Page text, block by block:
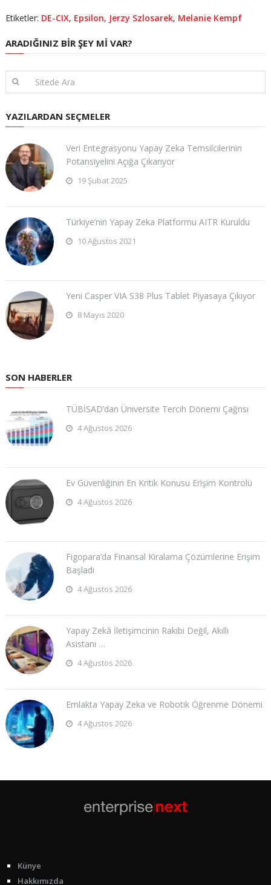
Etiketler: DE-CIX, Epsilon, Jerzy Szlosarek, Melanie Kempf
ARADIĞINIZ BIR ŞEY MI VAR?
YAZILARDAN SEÇMELER
Veri Entegrasyonu Yapay Zeka Temsilcilerinin
Potansiyelini Açığa Çıkarıyor
19 Şubat 2025
Türkiye’nin Yapay Zeka Platformu AITR Kuruldu
10 Ağustos 2021
Yeni Casper VIA S38 Plus Tablet Piyasaya Çıkıyor
8 Mayıs 2020
SON HABERLER
TÜBİSAD’dan Üniversite Tercih Dönemi Çağrısı
4 Ağustos 2026
Ev Güvenliğinin En Kritik Konusu Erişim Kontrolü
4 Ağustos 2026
Figopara’da Finansal Kiralama Çözümlerine Erişim
Başladı
4 Ağustos 2026
Yapay Zekâ İletişimcinin Rakibi Değil, Akıllı
Asistanı …
4 Ağustos 2026
Emlakta Yapay Zeka ve Robotik Öğrenme Dönemi
4 Ağustos 2026
Künye
Hakkımızda